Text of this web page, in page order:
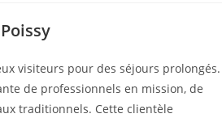
visiteurs pour des séjours prolongés.
de professionnels en mission, de
traditionnels. Cette clientèle